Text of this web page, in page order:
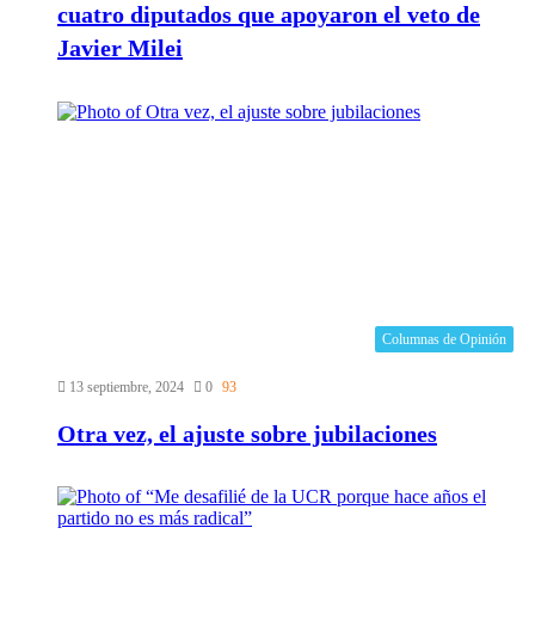
cuatro diputados que apoyaron el veto de
Javier Milei
Columnas de Opinión
13 septiembre, 2024 0 93
Otra vez, el ajuste sobre jubilaciones